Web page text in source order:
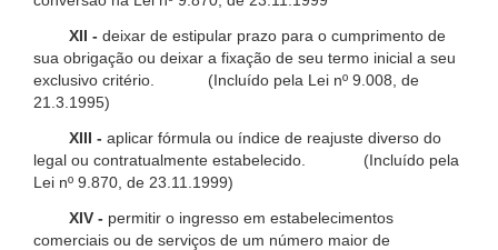
XII - deixar de estipular prazo para o cumprimento de
sua obrigação ou deixar a fixação de seu termo inicial a seu
exclusivo critério. (Incluído pela Lei nº 9.008, de
21.3.1995)
XIII - aplicar fórmula ou índice de reajuste diverso do
legal ou contratualmente estabelecido. (Incluído pela
Lei nº 9.870, de 23.11.1999)
XIV - permitir o ingresso em estabelecimentos
comerciais ou de serviços de um número maior de